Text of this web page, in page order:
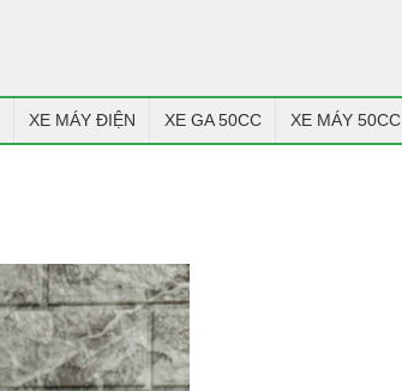
XE MÁY ĐIỆN XE GA 50CC XE MÁY 50CC